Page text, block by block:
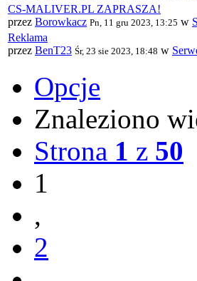
CS-MALIVER.PL ZAPRASZA!
przez Borowkacz Pn, 11 gru 2023, 13:25 w
Reklama
przez BenT23 Śr, 23 sie 2023, 18:48 w
Opcje
Znaleziono
Strona 1 z 50
1
,
2